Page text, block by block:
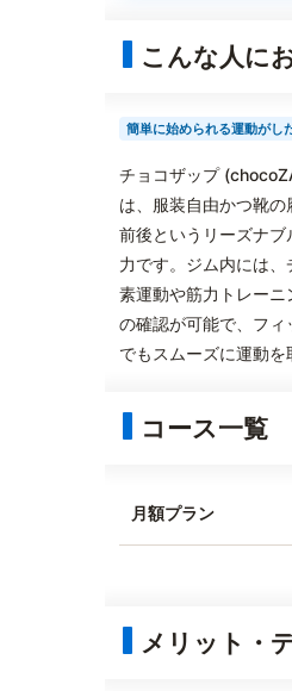
こんな人に
簡単に始められる運動がし
チョコザップ
は、服装自由かつ靴
前後というリーズナ
力です。ジム内には
素運動や筋力トレー
の確認が可能で、フ
でもスムーズに運動
コース一覧
月額プラン
メリット・